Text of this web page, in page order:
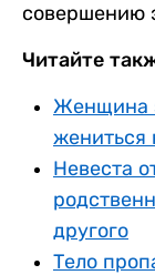
совершению
Читайте
Женщина
жениться
Невеста
другого
Тело